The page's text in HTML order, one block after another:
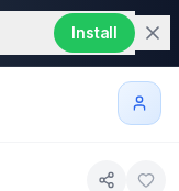
Install